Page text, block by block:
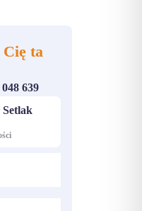
Cię ta
639
Setlak